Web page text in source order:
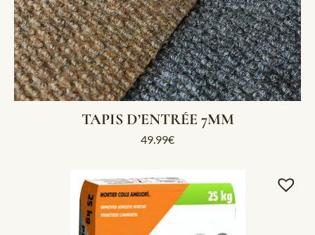
TAPIS D’ENTRÉE 7MM
49.99€